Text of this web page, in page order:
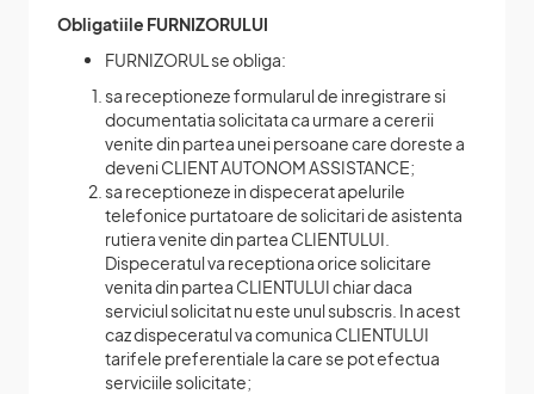
Obligatiile FURNIZORULUI
FURNIZORUL se obliga:
sa receptioneze formularul de inregistrare si
documentatia solicitata ca urmare a cererii
venite din partea unei persoane care doreste a
deveni CLIENT AUTONOM ASSISTANCE;
sa receptioneze in dispecerat apelurile
telefonice purtatoare de solicitari de asistenta
rutiera venite din partea CLIENTULUI.
Dispeceratul va receptiona orice solicitare
venita din partea CLIENTULUI chiar daca
serviciul solicitat nu este unul subscris. In acest
caz dispeceratul va comunica CLIENTULUI
tarifele preferentiale la care se pot efectua
serviciile solicitate;